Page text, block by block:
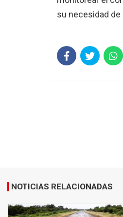
su necesidad de
NOTICIAS RELACIONADAS